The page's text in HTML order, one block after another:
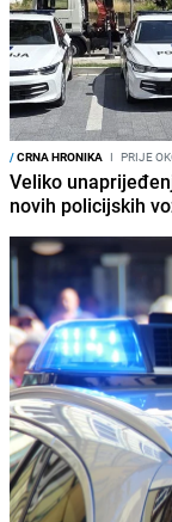
/CRNA HRONIKA I PRIJE
Veliko
novih policijskih